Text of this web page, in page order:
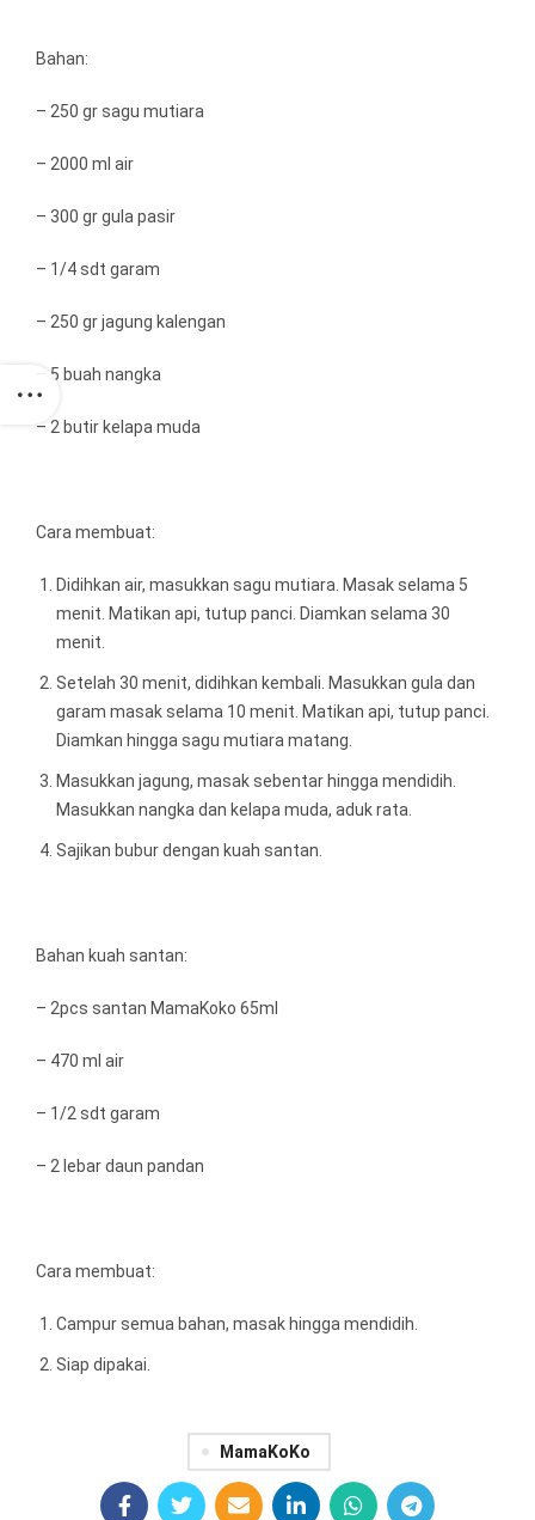
Bahan:
– 250 gr sagu mutiara
– 2000 ml air
– 300 gr gula pasir
– 1/4 sdt garam
– 250 gr jagung kalengan
– 5 buah nangka
– 2 butir kelapa muda
Cara membuat:
Didihkan air, masukkan sagu mutiara. Masak selama 5
menit. Matikan api, tutup panci. Diamkan selama 30
menit.
Setelah 30 menit, didihkan kembali. Masukkan gula dan
garam masak selama 10 menit. Matikan api, tutup panci.
Diamkan hingga sagu mutiara matang.
Masukkan jagung, masak sebentar hingga mendidih.
Masukkan nangka dan kelapa muda, aduk rata.
Sajikan bubur dengan kuah santan.
Bahan kuah santan:
– 2pcs santan MamaKoko 65ml
– 470 ml air
– 1/2 sdt garam
– 2 lebar daun pandan
Cara membuat:
Campur semua bahan, masak hingga mendidih.
Siap dipakai.
MamaKoKo